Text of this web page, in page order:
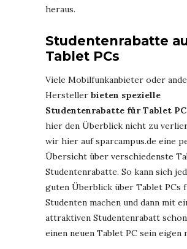
heraus.
Studentenrabatte
Tablet PCs
Viele Mobilfunkanbieter oder
Hersteller bieten spezielle
Studentenrabatte für Tablet
hier den Überblick nicht zu
wir hier auf sparcampus.de eine
Übersicht über verschiedenste
Studentenrabatte. So kann sich
guten Überblick über Tablet PCs
Studenten machen und dann mit
attraktiven Studentenrabatt
einen neuen Tablet PC sein eigen